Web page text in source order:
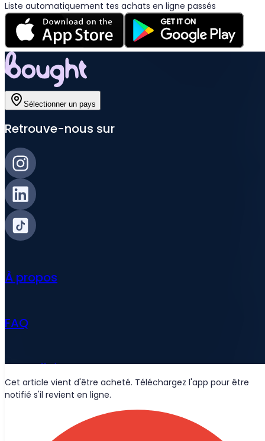
Cet article vient d'être acheté. Téléchargez l'app pour être
notifié s'il revient en ligne.
Liste automatiquement tes achats en ligne passés
Sélectionner un pays
Retrouve-nous sur
À propos
FAQ
Actualités
Livraisons Wolt